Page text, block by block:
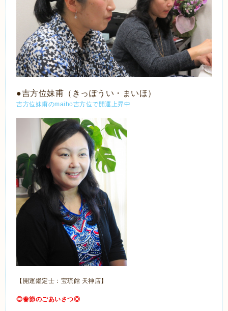
●吉方位妹甫（きっぽうい・まいほ）
吉方位妹甫のmaiho吉方位で開運上昇中
【開運鑑定士：宝琉館 天神店】
◎春節のごあいさつ◎